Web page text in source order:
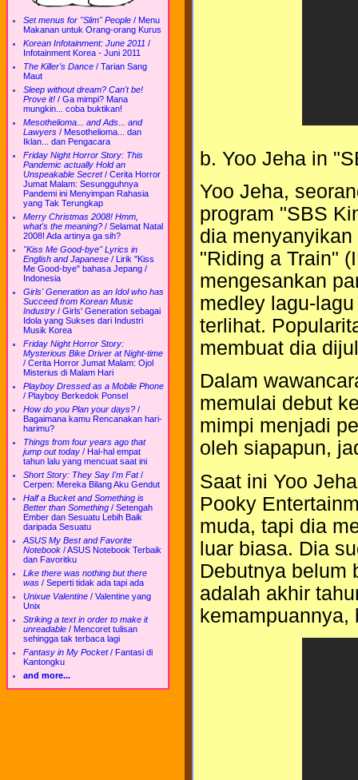
Set menus for "Slim" People / Menu
Makanan untuk Orang-orang Kurus
Korean Infotainment: June 2011 /
Infotainment Korea - Juni 2011
The Killer's Dance / Tarian Sang
Maut
Sleep without dream? Can't be!
Prove it! / Ga mimpi? Mana
mungkin... coba buktikan!
Mesothelioma... and Ads... and
Lawyers / Mesothelioma... dan
Iklan... dan Pengacara
Friday Night Horror Story: This
Pandemic actually Hold an
Unspeakable Secret/ Cerita Horror
Jumat Malam: Sesungguhnya
Pandemi ini Menyimpan Rahasia
yang Tak Terungkap
Merry Christmas 2008! Hmm,
what's the meaning? / Selamat Natal
2008! Ada artinya ga sih?
"Kiss Me Good-bye" Lyrics in
English and Japanese / Lirik "Kiss
Me Good-bye" bahasa Jepang /
Indonesia
Girls' Generation as an Idol who has
Succeed from Korean Music
Industry / Girls' Generation sebagai
Idola yang Sukses dari Industri
Musik Korea
Friday Night Horror Story:
Mysterious Bike Driver at Night-time
/ Cerita Horror Jumat Malam: Ojol
Misterius di Malam Hari
Playboy Dressed as a Mobile Phone
/ Playboy Berkedok Ponsel
How do you Plan your days? /
Bagaimana kamu Rencanakan hari-
harimu?
Things from four years ago that
jump out today / Hal-hal empat
tahun lalu yang mencuat saat ini
Short Story: They Say I'm Fat/
Cerpen: Mereka Bilang Aku Gendut
Half a Bucket and Something is
Better than Something / Setengah
Ember dan Sesuatu Lebih Baik
daripada Sesuatu
ASUS My Best and Favorite
Notebook /ASUS Notebook Terbaik
dan Favoritku
Like there was nothing but there
was / Seperti tidak ada tapi ada
Unixue Valentine / Valentine yang
Unix
Striking a text in order to make it
unreadable / Mencoret tulisan
sehingga tak terbaca lagi
Fantasy in My Pocket/ Fantasi di
Kantongku
and more...
b. Yoo Jeha in
Yoo Jeha,
program "SBS
dia
"Riding a Train"
mengesankan
medley lagu-
terlihat.
membuat dia
Dalam
memulai debut
mimpi menjadi
oleh siapapun,
Saat ini Yoo
Pooky
muda, tapi dia
luar biasa. Dia
Debutnya belum
adalah akhir
kemampuannya,